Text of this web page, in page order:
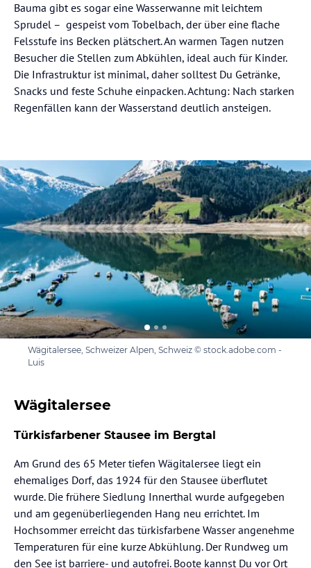
Bauma gibt es sogar eine Wasserwanne mit leichtem
Sprudel – gespeist vom Tobelbach, der über eine flache
Felsstufe ins Becken plätschert. An warmen Tagen nutzen
Besucher die Stellen zum Abkühlen, ideal auch für Kinder.
Die Infrastruktur ist minimal, daher solltest Du Getränke,
Snacks und feste Schuhe einpacken. Achtung: Nach starken
Regenfällen kann der Wasserstand deutlich ansteigen.
Wägitalersee, Schweizer Alpen, Schweiz © stock.adobe.com -
Luis
Wägitalersee
Türkisfarbener Stausee im Bergtal
Am Grund des 65 Meter tiefen Wägitalersee liegt ein
ehemaliges Dorf, das 1924 für den Stausee überflutet
wurde. Die frühere Siedlung Innerthal wurde aufgegeben
und am gegenüberliegenden Hang neu errichtet. Im
Hochsommer erreicht das türkisfarbene Wasser angenehme
Temperaturen für eine kurze Abkühlung. Der Rundweg um
den See ist barriere- und autofrei. Boote kannst Du vor Ort